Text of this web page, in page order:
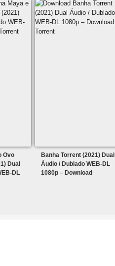
Ovo
Dual
DL
Banha Torrent (2021) Dual
Áudio / Dublado WEB-DL
1080p – Download